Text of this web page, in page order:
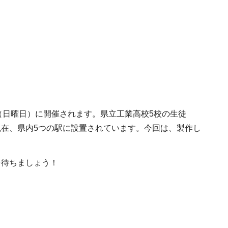
曜日）に開催されます。県立工業高校5校の生徒
、県内5つの駅に設置されています。今回は、製作し
ちましょう！